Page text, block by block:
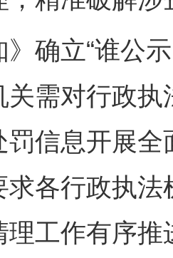
立“谁公示
关需对行政
罚信息开展
求各行政执
理工作有序推